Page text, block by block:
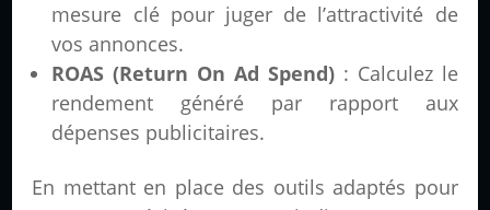
mesure clé pour juger de l’attractivité de
vos annonces.
ROAS (Return On Ad Spend): Calculez le
rendement généré par rapport aux
dépenses publicitaires.
En mettant en place des outils adaptés pour